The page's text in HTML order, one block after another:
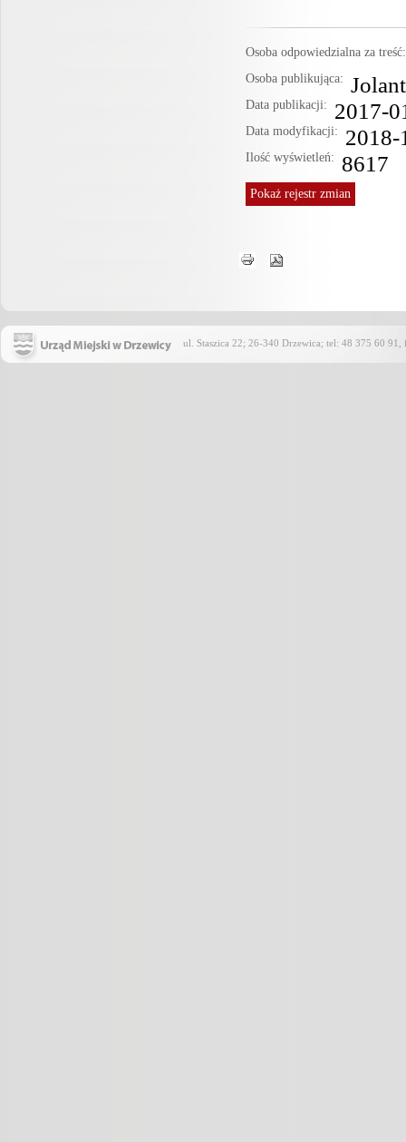
Osoba odpowiedzialna za
Osoba publikująca:
Data publikacji: 2017-
Data modyfikacji: 2018-
Ilość wyświetleń: 8617
Pokażrejestr zmian
ul. Staszica 22; 26-340 Drzewica; tel: 48 375 60